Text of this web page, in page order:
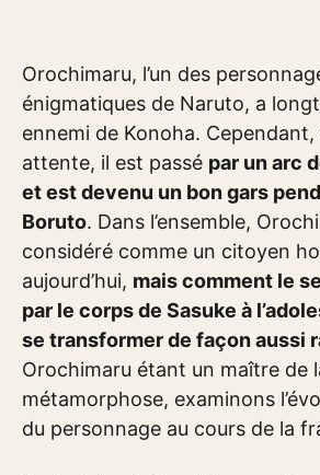
Orochimaru, l’un des
énigmatiques de Naruto, a
ennemi de Konoha.
attente, il est passé par un arc
et est devenu un bon gars
Boruto. Dans l’ensemble,
considéré comme un citoyen
aujourd’hui, mais comment le
par le corps de Sasuke à
se transformer de façon aussi
Orochimaru étant un maître de
métamorphose, examinons
du personnage au cours de la